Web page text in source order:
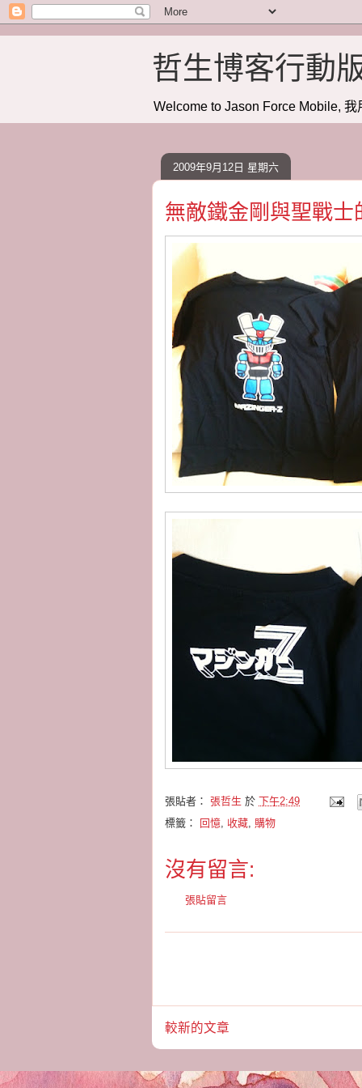
哲生博客行動
Welcome to Jason Force Mobile,
2009年9月12日 星期六
無敵鐵金剛與聖戰士
張貼者： 張哲生 於 下午2:49
標籤：
回憶, 收藏, 購物
沒有留言:
張貼留言
較新的文章